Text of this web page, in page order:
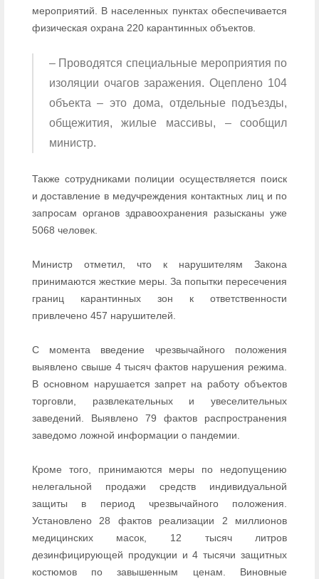
мероприятий. В населенных пунктах обеспечивается
физическая охрана 220 карантинных объектов.
– Проводятся специальные мероприятия по
изоляции очагов заражения. Оцеплено 104
объекта – это дома, отдельные подъезды,
общежития, жилые массивы, – сообщил
министр.
Также сотрудниками полиции осуществляется поиск
и доставление в медучреждения контактных лиц и по
запросам органов здравоохранения разысканы уже
5068 человек.
Министр отметил, что к нарушителям Закона
принимаются жесткие меры. За попытки пересечения
границ карантинных зон к ответственности
привлечено 457 нарушителей.
С момента введение чрезвычайного положения
выявлено свыше 4 тысяч фактов нарушения режима.
В основном нарушается запрет на работу объектов
торговли, развлекательных и увеселительных
заведений. Выявлено 79 фактов распространения
заведомо ложной информации о пандемии.
Кроме того, принимаются меры по недопущению
нелегальной продажи средств индивидуальной
защиты в период чрезвычайного положения.
Установлено 28 фактов реализации 2 миллионов
медицинских масок, 12 тысяч литров
дезинфицирующей продукции и 4 тысячи защитных
костюмов по завышенным ценам. Виновные